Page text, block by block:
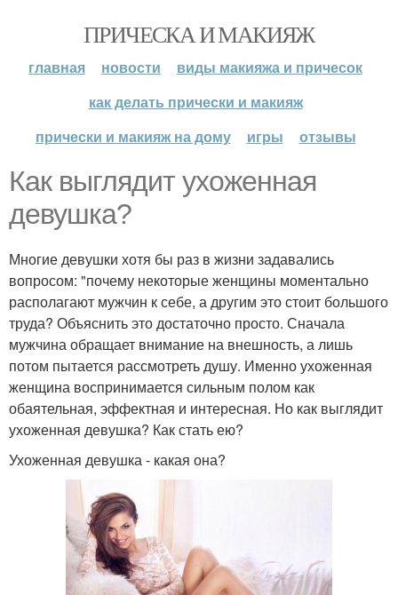
ПРИЧЕСКА И МАКИЯЖ
главная новости
виды макияжа и причесок
как делать прически и макияж
прически и макияж на дому
игры отзывы
Как выглядит ухоженная
девушка?
Многие девушки хотя бы раз в жизни задавались
вопросом: "почему некоторые женщины моментально
располагают мужчин к себе, а другим это стоит большого
труда? Объяснить это достаточно просто. Сначала
мужчина обращает внимание на внешность, а лишь
потом пытается рассмотреть душу. Именно ухоженная
женщина воспринимается сильным полом как
обаятельная, эффектная и интересная. Но как выглядит
ухоженная девушка? Как стать ею?
Ухоженная девушка - какая она?